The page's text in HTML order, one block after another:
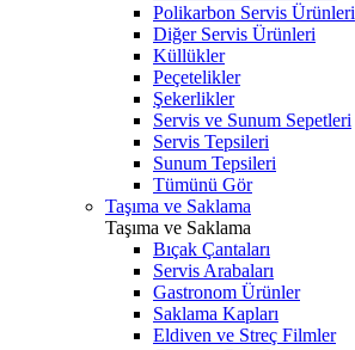
Polikarbon Servis Ürünleri
Diğer Servis Ürünleri
Küllükler
Peçetelikler
Şekerlikler
Servis ve Sunum Sepetleri
Servis Tepsileri
Sunum Tepsileri
Tümünü Gör
Taşıma ve Saklama
Taşıma ve Saklama
Bıçak Çantaları
Servis Arabaları
Gastronom Ürünler
Saklama Kapları
Eldiven ve Streç Filmler